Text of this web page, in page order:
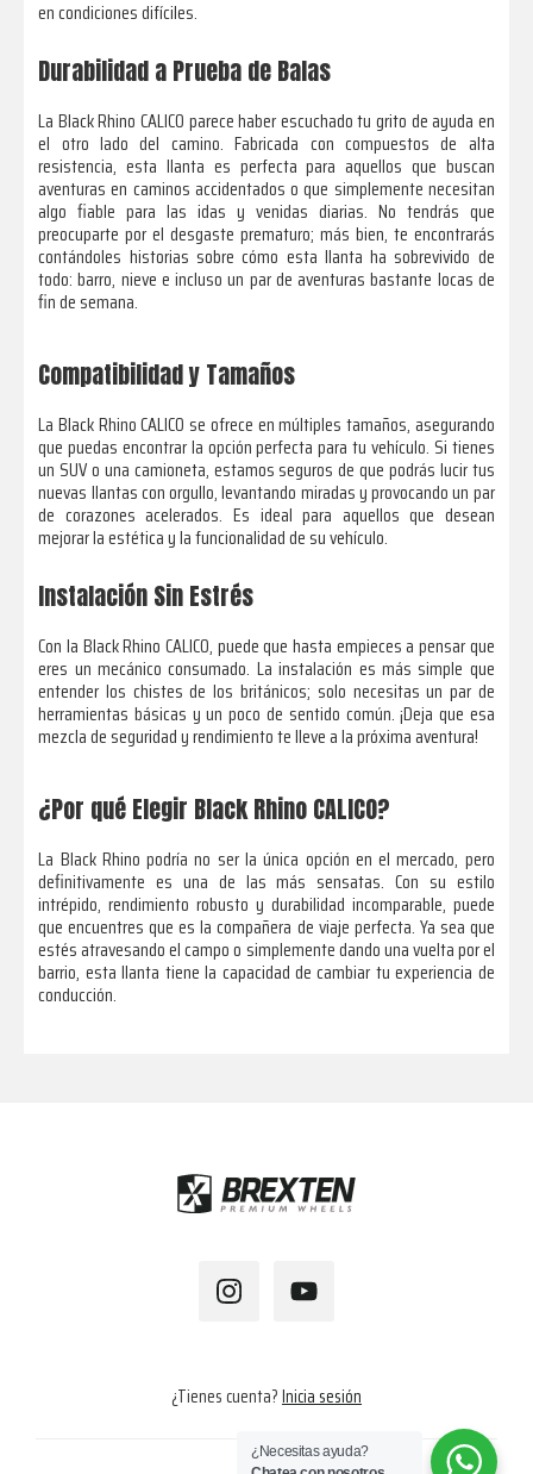
en condiciones difíciles.
Durabilidad a Prueba de Balas
La Black Rhino CALICO parece haber escuchado tu grito de ayuda en
el otro lado del camino. Fabricada con compuestos de alta
resistencia, esta llanta es perfecta para aquellos que buscan
aventuras en caminos accidentados o que simplemente necesitan
algo fiable para las idas y venidas diarias. No tendrás que
preocuparte por el desgaste prematuro; más bien, te encontrarás
contándoles historias sobre cómo esta llanta ha sobrevivido de
todo: barro, nieve e incluso un par de aventuras bastante locas de
fin de semana.
Compatibilidad y Tamaños
La Black Rhino CALICO se ofrece en múltiples tamaños, asegurando
que puedas encontrar la opción perfecta para tu vehículo. Si tienes
un SUV o una camioneta, estamos seguros de que podrás lucir tus
nuevas llantas con orgullo, levantando miradas y provocando un par
de corazones acelerados. Es ideal para aquellos que desean
mejorar la estética y la funcionalidad de su vehículo.
Instalación Sin Estrés
Con la Black Rhino CALICO, puede que hasta empieces a pensar que
eres un mecánico consumado. La instalación es más simple que
entender los chistes de los británicos; solo necesitas un par de
herramientas básicas y un poco de sentido común. ¡Deja que esa
mezcla de seguridad y rendimiento te lleve a la próxima aventura!
¿Por qué Elegir Black Rhino CALICO?
La Black Rhino podría no ser la única opción en el mercado, pero
definitivamente es una de las más sensatas. Con su estilo
intrépido, rendimiento robusto y durabilidad incomparable, puede
que encuentres que es la compañera de viaje perfecta. Ya sea que
estés atravesando el campo o simplemente dando una vuelta por el
barrio, esta llanta tiene la capacidad de cambiar tu experiencia de
conducción.
¿Tienes cuenta?Inicia sesión
¿Necesitas ayuda?